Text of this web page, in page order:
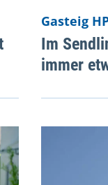
Gasteig
Im
immer